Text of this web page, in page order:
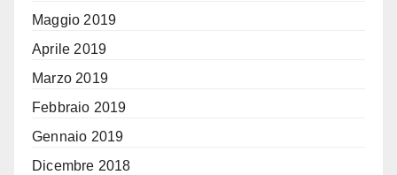
Maggio 2019
Aprile 2019
Marzo 2019
Febbraio 2019
Gennaio 2019
Dicembre 2018